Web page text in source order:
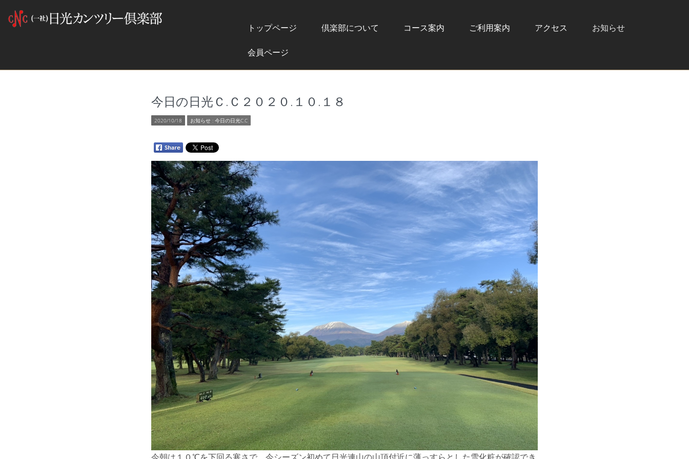
トップページ 倶楽部について コース案内 ご利用案内 アクセス お知らせ
会員ページ
今日の日光Ｃ.Ｃ２０２０.１０.１８
2020/10/18 お知らせ: 今日の日光C.C